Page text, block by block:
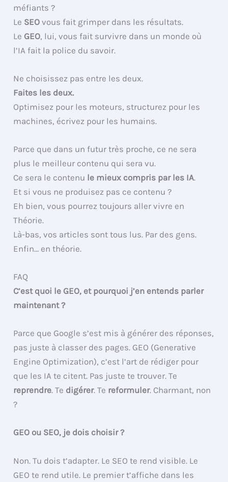
méfiants ?
Le SEO vous fait grimper dans les résultats.
Le GEO, lui, vous fait survivre dans un monde où
l’IA fait la police du savoir.
Ne choisissez pas entre les deux.
Faites les deux.
Optimisez pour les moteurs, structurez pour les
machines, écrivez pour les humains.
Parce que dans un futur très proche, ce ne sera
plus le meilleur contenu qui sera vu.
Ce sera le contenu le mieux compris par les IA.
Et si vous ne produisez pas ce contenu ?
Eh bien, vous pourrez toujours aller vivre en
Théorie.
Là-bas, vos articles sont tous lus. Par des gens.
Enfin… en théorie.
FAQ
C’est quoi le GEO, et pourquoi j’en entends parler
maintenant ?
Parce que Google s’est mis à générer des réponses,
pas juste à classer des pages. GEO (Generative
Engine Optimization), c’est l’art de rédiger pour
que les IA te citent. Pas juste te trouver. Te
reprendre. Te digérer. Te reformuler. Charmant, non
?
GEO ou SEO, je dois choisir ?
Non. Tu dois t’adapter. Le SEO te rend visible. Le
GEO te rend utile. Le premier t’affiche dans les